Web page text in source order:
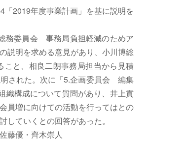
2019年度事業計画」を基に説明を
務委員会 事務局負担軽減のためア
説明を求める意見があり、小川博総
と、相良二朗事務局担当から見積
された。次に「5.企画委員会 編集
織構成について質問があり、井上貢
員増に向けての活動を行ってはとの
ていくとの回答があった。
藤優・齊木崇人